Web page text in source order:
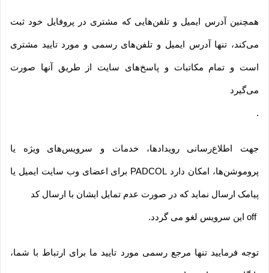
همچنین آدرس ایمیل و تلفن‌هایی که مشتری در پروفایل خود ثبت
می‌کند، تنها آدرس ایمیل و تلفن‌های رسمی و مورد تایید مشتری
است و تمام مکاتبات و پاسخ‌های سایت از طریق آنها صورت
می‌گیرد
.
جهت اطلاع‌رسانی رویدادها، خدمات و سرویس‌های ویژه یا
پروموشن‌ها، امکان دارد PADCOL برای اعضای وب سایت ایمیل یا
پیامک ارسال نماید که در صورت عدم تمایل ایشان با ارسال کد
off این سرویس لغو می گردد.
توجه فرمایید تنها مرجع رسمی مورد تایید ما برای ارتباط با شما،